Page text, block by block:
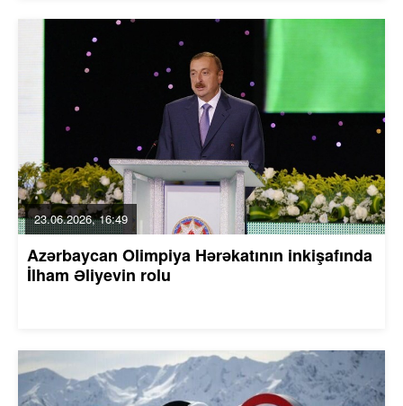
23.06.2026, 16:49
Azərbaycan Olimpiya Hərəkatının inkişafında
İlham Əliyevin rolu